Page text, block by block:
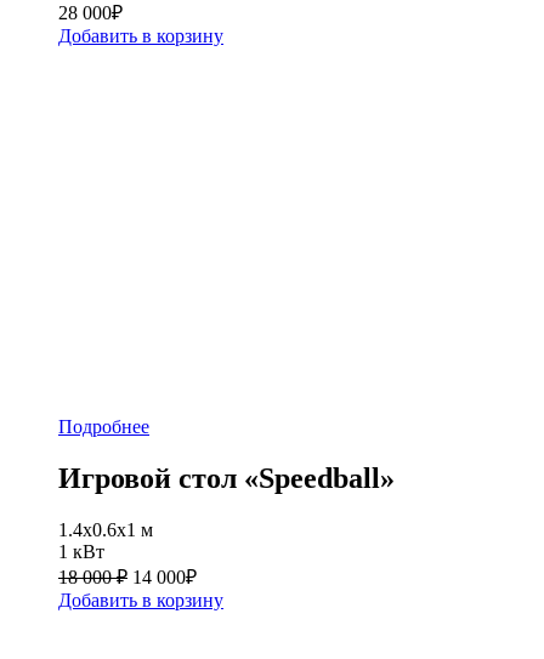
28 000₽
Добавить в корзину
Подробнее
Игровой стол «Speedball»
1.4х0.6х1 м
1 кВт
18 000 ₽ 14 000₽
Добавить в корзину